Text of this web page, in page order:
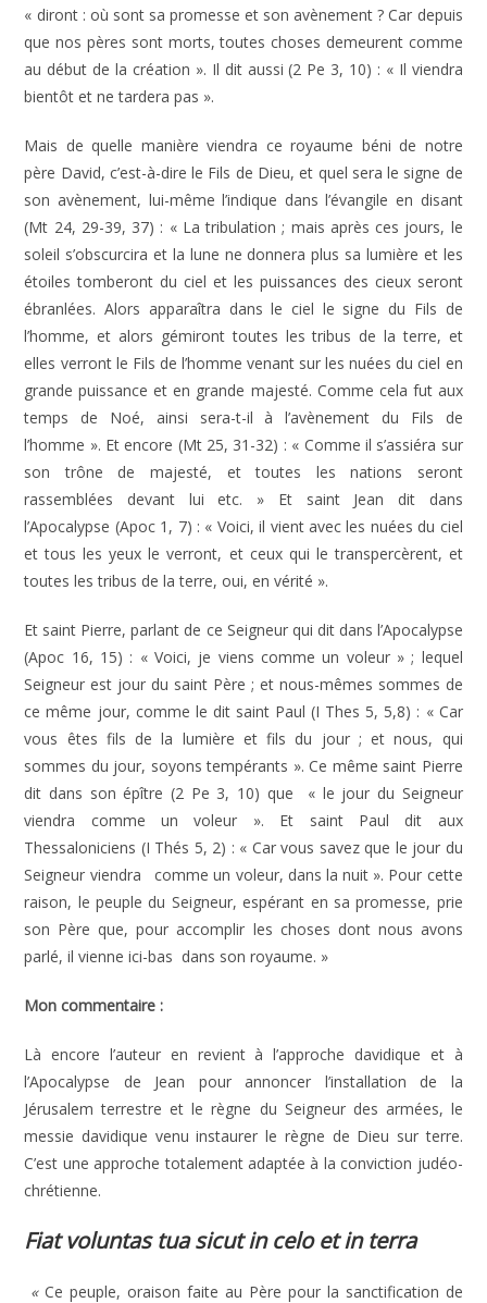
« diront : où sont sa promesse et son avènement ? Car depuis
que nos pères sont morts, toutes choses demeurent comme
au début de la création ». Il dit aussi (2 Pe 3, 10) : « Il viendra
bientôt et ne tardera pas ».
Mais de quelle manière viendra ce royaume béni de notre
père David, c’est-à-dire le Fils de Dieu, et quel sera le signe de
son avènement, lui-même l’indique dans l’évangile en disant
(Mt 24, 29-39, 37) : « La tribulation ; mais après ces jours, le
soleil s’obscurcira et la lune ne donnera plus sa lumière et les
étoiles tomberont du ciel et les puissances des cieux seront
ébranlées. Alors apparaîtra dans le ciel le signe du Fils de
l’homme, et alors gémiront toutes les tribus de la terre, et
elles verront le Fils de l’homme venant sur les nuées du ciel en
grande puissance et en grande majesté. Comme cela fut aux
temps de Noé, ainsi sera-t-il à l’avènement du Fils de
l’homme ». Et encore (Mt 25, 31-32) : « Comme il s’assiéra sur
son trône de majesté, et toutes les nations seront
rassemblées devant lui etc. » Et saint Jean dit dans
l’Apocalypse (Apoc 1, 7) : « Voici, il vient avec les nuées du ciel
et tous les yeux le verront, et ceux qui le transpercèrent, et
toutes les tribus de la terre, oui, en vérité ».
Et saint Pierre, parlant de ce Seigneur qui dit dans l’Apocalypse
(Apoc 16, 15) : « Voici, je viens comme un voleur » ; lequel
Seigneur est jour du saint Père ; et nous-mêmes sommes de
ce même jour, comme le dit saint Paul (I Thes 5, 5,8) : « Car
vous êtes fils de la lumière et fils du jour ; et nous, qui
sommes du jour, soyons tempérants ». Ce même saint Pierre
dit dans son épître (2 Pe 3, 10) que « le jour du Seigneur
viendra comme un voleur ». Et saint Paul dit aux
Thessaloniciens (I Thés 5, 2) : « Car vous savez que le jour du
Seigneur viendra comme un voleur, dans la nuit ». Pour cette
raison, le peuple du Seigneur, espérant en sa promesse, prie
son Père que, pour accomplir les choses dont nous avons
parlé, il vienne ici-bas dans son royaume. »
Mon commentaire :
Là encore l’auteur en revient à l’approche davidique et à
l’Apocalypse de Jean pour annoncer l’installation de la
Jérusalem terrestre et le règne du Seigneur des armées, le
messie davidique venu instaurer le règne de Dieu sur terre.
C’est une approche totalement adaptée à la conviction judéo-
chrétienne.
Fiat voluntas tua sicut in celo et in terra
«Ce peuple, oraison faite au Père pour la sanctification de